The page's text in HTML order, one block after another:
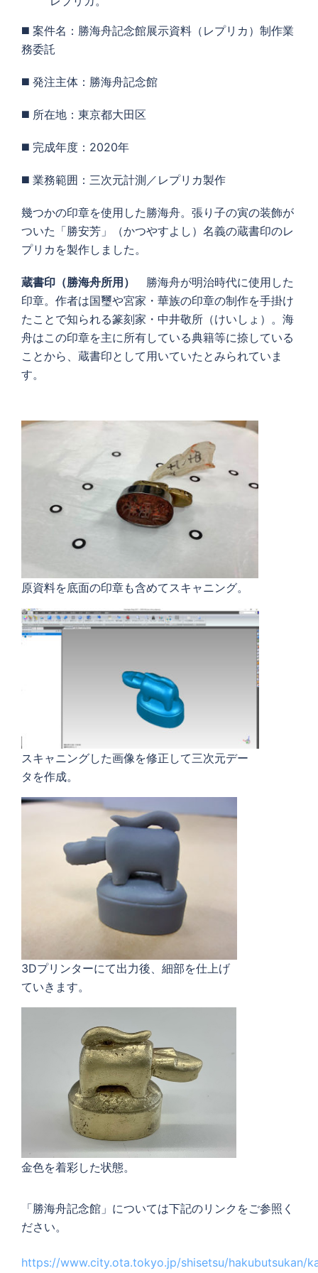
◼️ 案件名：勝海舟記念館展示資料（レプリカ）制作業
務委託
◼️ 発注主体：勝海舟記念館
◼️ 所在地：東京都大田区
◼️ 完成年度：2020年
◼️ 業務範囲：三次元計測／レプリカ製作
幾つかの印章を使用した勝海舟。張り子の寅の装飾が
ついた「勝安芳」（かつやすよし）名義の蔵書印のレ
プリカを製作しました。
蔵書印（勝海舟所用）
勝海舟が明治時代に使用した
印章。作者は国璽や宮家・華族の印章の制作を手掛け
たことで知られる篆刻家・中井敬所（けいしょ）。海
舟はこの印章を主に所有している典籍等に捺している
ことから、蔵書印として用いていたとみられていま
す。
原資料を底面の印章も含めてスキャニング。
スキャニングした画像を修正して三次元デー
タを作成。
3Dプリンターにて出力後、細部を仕上げ
ていきます。
金色を着彩した状態。
「勝海舟記念館」については下記のリンクをご参照く
ださい。
https://www.city.ota.tokyo.jp/shisetsu/hakubutsukan/